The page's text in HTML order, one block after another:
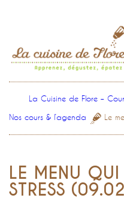
La Cuisine de Flore –
Nos cours & l’agenda
Le
LE MENU QUI
STRESS